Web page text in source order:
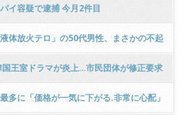
高まるテレビ不信
イ容疑で逮捕 今月2件目
体放火テロ」の50代男性、まさかの不起
尽くした！」 → ﾈｯﾄ「真似しても無罪
国王室ドラマが炎上…市民団体が修正要求
多に「価格が一気に下がる.非常に心配」